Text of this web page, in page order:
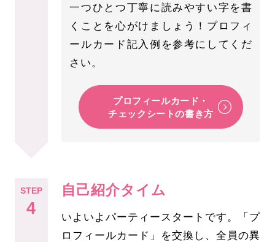
一つひとつ丁寧に読みやすい字を書
くことを心がけましょう！プロフィ
ールカード記入例を参考にしてくだ
さい。
プロフィールカード・
チェックシートの書き方
STEP
4
自己紹介タイム
いよいよパーティースタートです。「プ
ロフィールカード」を交換し、全員の異